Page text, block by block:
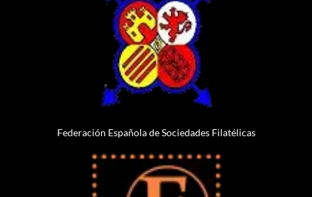
Federación Española de Sociedades Filatélicas